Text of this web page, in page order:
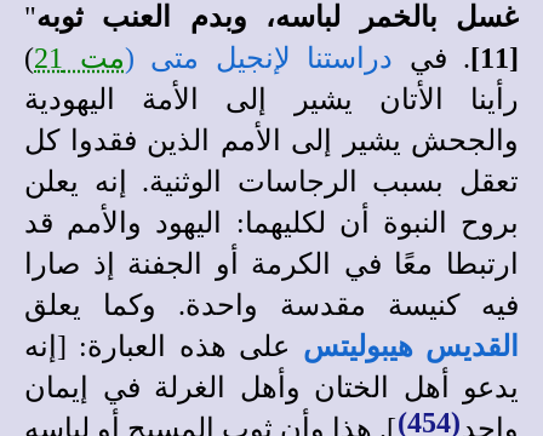
غسل بالخمر لباسه، وبدم العنب ثوبه"
[11]
. في دراستنا لإنجيل متى (مت 21
)
رأينا الأتان يشير إلى الأمة اليهودية
والجحش يشير إلى الأمم الذين فقدوا كل
تعقل بسبب الرجاسات الوثنية. إنه يعلن
بروح النبوة أن لكليهما: اليهود والأمم قد
ارتبطا معًا في الكرمة أو الجفنة إذ صارا
فيه كنيسة مقدسة واحدة. وكما يعلق
القديس هيبوليتس على هذه العبارة: [إنه
يدعو أهل الختان وأهل الغرلة في إيمان
واحد(454)
]. هذا وأن ثوب المسيح أو لباسه